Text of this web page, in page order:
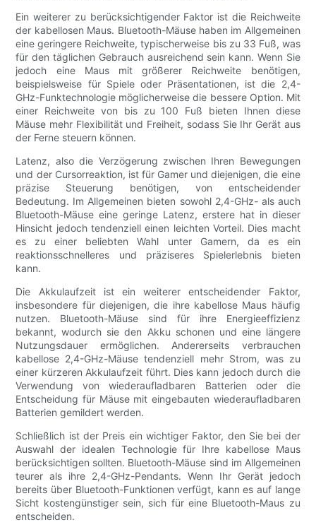
Ein weiterer zu berücksichtigender Faktor ist die Reichweite
der kabellosen Maus. Bluetooth-Mäuse haben im Allgemeinen
eine geringere Reichweite, typischerweise bis zu 33 Fuß, was
für den täglichen Gebrauch ausreichend sein kann. Wenn Sie
jedoch eine Maus mit größerer Reichweite benötigen,
beispielsweise für Spiele oder Präsentationen, ist die 2,4-
GHz-Funktechnologie möglicherweise die bessere Option. Mit
einer Reichweite von bis zu 100 Fuß bieten Ihnen diese
Mäuse mehr Flexibilität und Freiheit, sodass Sie Ihr Gerät aus
der Ferne steuern können.
Latenz, also die Verzögerung zwischen Ihren Bewegungen
und der Cursorreaktion, ist für Gamer und diejenigen, die eine
präzise Steuerung benötigen, von entscheidender
Bedeutung. Im Allgemeinen bieten sowohl 2,4-GHz- als auch
Bluetooth-Mäuse eine geringe Latenz, erstere hat in dieser
Hinsicht jedoch tendenziell einen leichten Vorteil. Dies macht
es zu einer beliebten Wahl unter Gamern, da es ein
reaktionsschnelleres und präziseres Spielerlebnis bieten
kann.
Die Akkulaufzeit ist ein weiterer entscheidender Faktor,
insbesondere für diejenigen, die ihre kabellose Maus häufig
nutzen. Bluetooth-Mäuse sind für ihre Energieeffizienz
bekannt, wodurch sie den Akku schonen und eine längere
Nutzungsdauer ermöglichen. Andererseits verbrauchen
kabellose 2,4-GHz-Mäuse tendenziell mehr Strom, was zu
einer kürzeren Akkulaufzeit führt. Dies kann jedoch durch die
Verwendung von wiederaufladbaren Batterien oder die
Entscheidung für Mäuse mit eingebauten wiederaufladbaren
Batterien gemildert werden.
Schließlich ist der Preis ein wichtiger Faktor, den Sie bei der
Auswahl der idealen Technologie für Ihre kabellose Maus
berücksichtigen sollten. Bluetooth-Mäuse sind im Allgemeinen
teurer als ihre 2,4-GHz-Pendants. Wenn Ihr Gerät jedoch
bereits über Bluetooth-Funktionen verfügt, kann es auf lange
Sicht kostengünstiger sein, sich für eine Bluetooth-Maus zu
entscheiden.